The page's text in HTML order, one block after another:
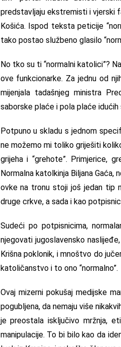
predstavljaju ekstremisti i vjerski
Košića. Ispod teksta peticije
tako postao službeno glasilo
No tko su ti “normalni katolici”?
ove funkcionarke. Za jednu od
mijenjala tadašnjeg ministra
saborske plaće i pola plaće
Potpuno u skladu s jednom
ne možemo mi toliko griješiti
grijeha i “grehote”. Primjerice,
Normalna katolkinja Biljana
ovke na tronu stoji još jedan tip
druge crkve, a sada i kao
Sudeći po potpisnicima,
njegovati jugoslavensko
Krišna poklonik, i mnoštvo do
katoličanstvo i to ono “normalno”.
Ovaj mizerni pokušaj medijske
pogubljena, da nemaju više
je preostala isključivo mržnja,
manipulacije. To bi bilo kao da